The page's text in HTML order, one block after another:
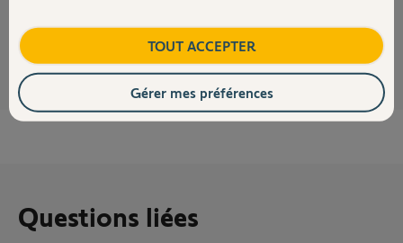
Questions liées
TOUT ACCEPTER
Gérer mes préférences